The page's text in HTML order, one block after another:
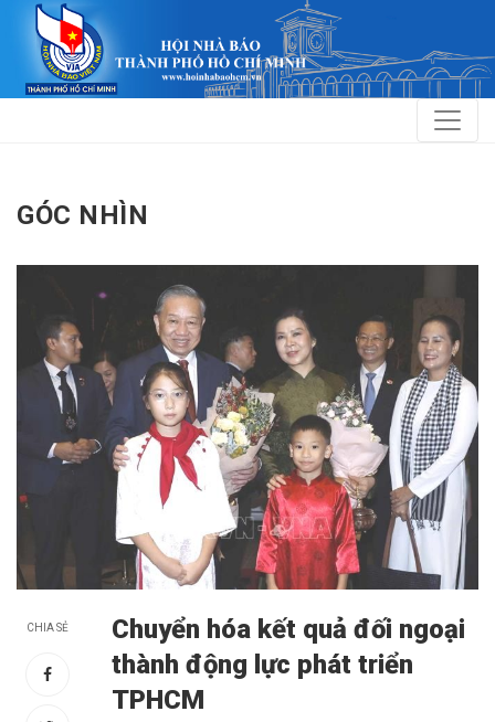
GÓC NHÌN
CHIA SẺ
Chuyển hóa kết quả đối ngoại
thành động lực phát triển
TPHCM